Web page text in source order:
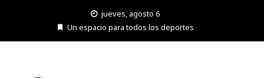
jueves, agosto 6
Un espacio para todos los deportes